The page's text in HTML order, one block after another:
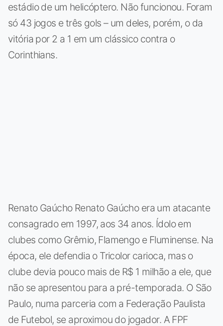
estádio de um helicóptero. Não funcionou. Foram
só 43 jogos e três gols – um deles, porém, o da
vitória por 2 a 1 em um clássico contra o
Corinthians.
Renato Gaúcho Renato Gaúcho era um atacante
consagrado em 1997, aos 34 anos. Ídolo em
clubes como Grêmio, Flamengo e Fluminense. Na
época, ele defendia o Tricolor carioca, mas o
clube devia pouco mais de R$ 1 milhão a ele, que
não se apresentou para a pré-temporada. O São
Paulo, numa parceria com a Federação Paulista
de Futebol, se aproximou do jogador. A FPF